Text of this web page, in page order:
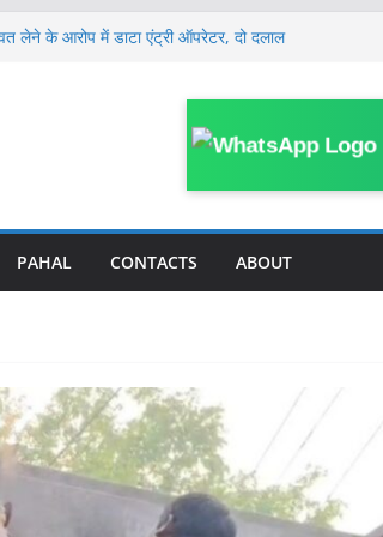
लेने के आरोप में डाटा एंट्री ऑपरेटर, दो दलाल
कार्य विभाग के कर्मी की सड़क हादसे में मौ’त
घर से निकली 12वीं की छात्रा, मानव तस्करों
वार्ड का पोस्टर
PAHAL CONTACTS ABOUT